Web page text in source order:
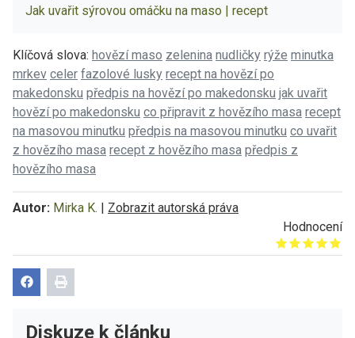
Jak uvařit sýrovou omáčku na maso | recept
Klíčová slova: hovězí maso zelenina nudličky rýže minutka
mrkev celer fazolové lusky recept na hovězí po
makedonsku předpis na hovězí po makedonsku jak uvařit
hovězí po makedonsku co připravit z hovězího masa recept
na masovou minutku předpis na masovou minutku co uvařit
z hovězího masa recept z hovězího masa předpis z
hovězího masa
Autor: Mirka K. | Zobrazit autorská práva
Hodnocení
Give it 1/5
Give it 2/5
Give it 3/5
Give it 4/5
Give it 5/5
Diskuze k článku